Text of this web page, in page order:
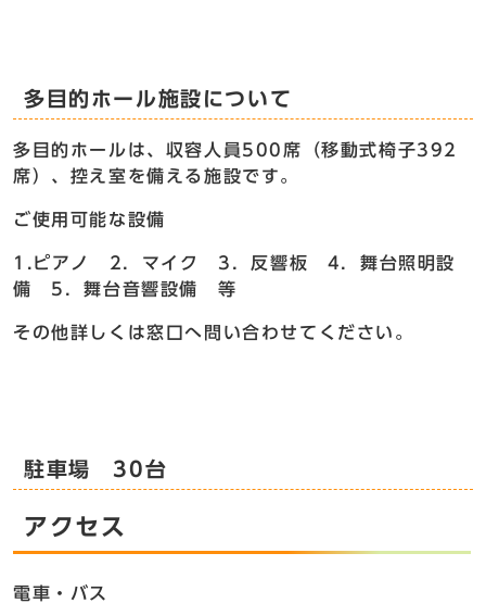
多目的ホール施設について
多目的ホールは、収容人員500席（移動式椅子392
席）、控え室を備える施設です。
ご使用可能な設備
1.ピアノ 2．マイク 3．反響板 4．舞台照明設
備 5．舞台音響設備 等
その他詳しくは窓口へ問い合わせてください。
駐車場 30台
アクセス
電車・バス